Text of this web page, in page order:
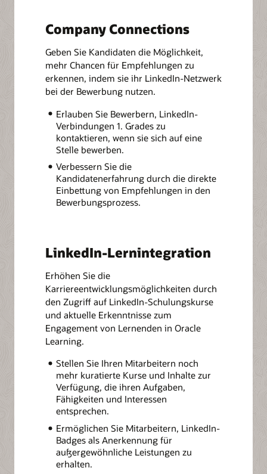
Company Connections
Geben Sie Kandidaten die Möglichkeit,
mehr Chancen für Empfehlungen zu
erkennen, indem sie ihr LinkedIn-Netzwerk
bei der Bewerbung nutzen.
Erlauben Sie Bewerbern, LinkedIn-
Verbindungen 1. Grades zu
kontaktieren, wenn sie sich auf eine
Stelle bewerben.
Verbessern Sie die
Kandidatenerfahrung durch die direkte
Einbettung von Empfehlungen in den
Bewerbungsprozess.
LinkedIn-Lernintegration
Erhöhen Sie die
Karriereentwicklungsmöglichkeiten durch
den Zugriff auf LinkedIn-Schulungskurse
und aktuelle Erkenntnisse zum
Engagement von Lernenden in Oracle
Learning.
Stellen Sie Ihren Mitarbeitern noch
mehr kuratierte Kurse und Inhalte zur
Verfügung, die ihren Aufgaben,
Fähigkeiten und Interessen
entsprechen.
Ermöglichen Sie Mitarbeitern, LinkedIn-
Badges als Anerkennung für
außergewöhnliche Leistungen zu
erhalten.